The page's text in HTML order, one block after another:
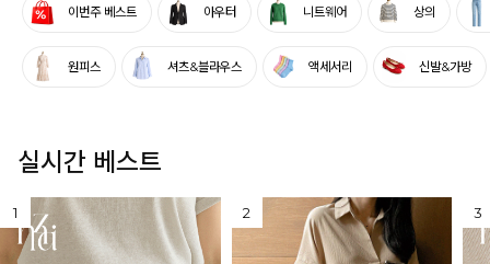
이번주 베스트 아우터 니트웨어 상의
원피스 셔츠&블라우스 액세서리 신발&가방
실시간 베스트